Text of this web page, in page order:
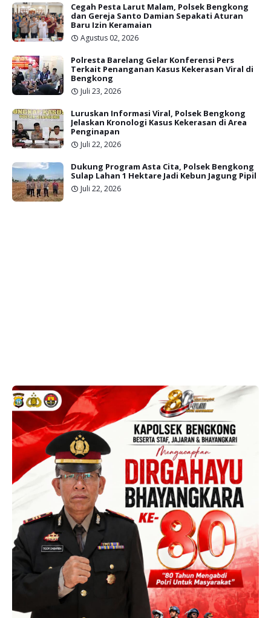
Cegah Pesta Larut Malam, Polsek Bengkong
dan Gereja Santo Damian Sepakati Aturan
Baru Izin Keramaian
Agustus 02, 2026
Polresta Barelang Gelar Konferensi Pers
Terkait Penanganan Kasus Kekerasan Viral di
Bengkong
Juli 23, 2026
Luruskan Informasi Viral, Polsek Bengkong
Jelaskan Kronologi Kasus Kekerasan di Area
Penginapan
Juli 22, 2026
Dukung Program Asta Cita, Polsek Bengkong
Sulap Lahan 1 Hektare Jadi Kebun Jagung Pipil
Juli 22, 2026